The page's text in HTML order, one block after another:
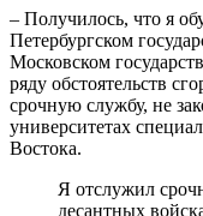
– Получилось, что я
Петербургском
Московском
ряду обстоятельств
срочную службу, не
университетах
Востока.
Я отслужил
десантных